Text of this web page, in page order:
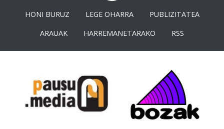
HONI BURUZ LEGE OHARRA
PUBLIZITATEA
ARAUAK
HARREMANETARAKO RSS